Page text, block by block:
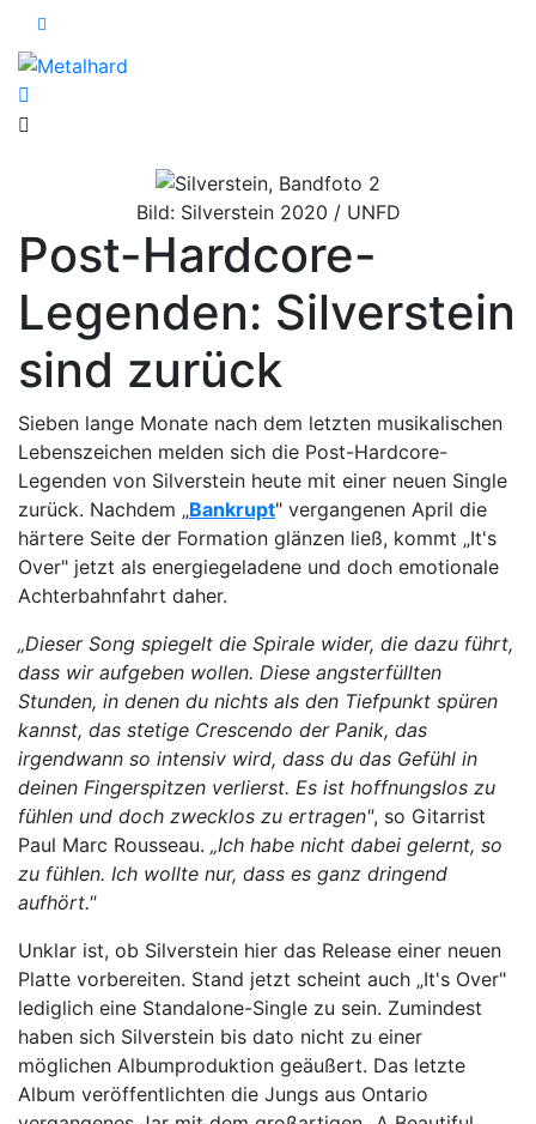
Bild: Silverstein 2020 / UNFD
Post-Hardcore-
Legenden: Silverstein
sind zurück
Sieben lange Monate nach dem letzten musikalischen
Lebenszeichen melden sich die Post-Hardcore-
Legenden von Silverstein heute mit einer neuen Single
zurück. Nachdem „Bankrupt" vergangenen April die
härtere Seite der Formation glänzen ließ, kommt „It's
Over" jetzt als energiegeladene und doch emotionale
Achterbahnfahrt daher.
„​Dieser Song spiegelt die Spirale wider, die dazu führt,
dass wir aufgeben wollen. Diese angsterfüllten
Stunden, in denen du nichts als den Tiefpunkt spüren
kannst, das stetige Crescendo der Panik, das
irgendwann so intensiv wird, dass du das Gefühl in
deinen Fingerspitzen verlierst. Es ist hoffnungslos zu
fühlen und doch zwecklos zu ertragen", so Gitarrist
Paul Marc Rousseau. „Ich habe nicht dabei gelernt, so
zu fühlen. Ich wollte nur, dass es ganz dringend
aufhört."
Unklar ist, ob Silverstein hier das Release einer neuen
Platte vorbereiten. Stand jetzt scheint auch „It's Over"
lediglich eine Standalone-Single zu sein. Zumindest
haben sich Silverstein bis dato nicht zu einer
möglichen Albumproduktion geäußert. Das letzte
Album veröffentlichten die Jungs aus Ontario